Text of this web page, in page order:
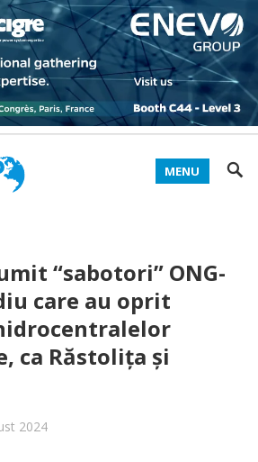
MENU
“sabotori” ONG-
care au oprit
ca Răstolița și
2024